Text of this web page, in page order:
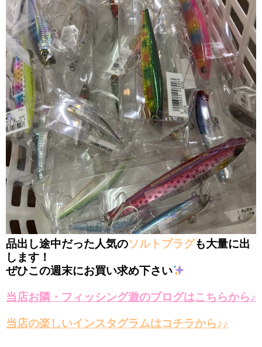
品出し途中だった人気のソルトプラグも大量に出
します！
ぜひこの週末にお買い求め下さい
当店お隣・フィッシング遊のブログはこちらから♪
当店の楽しいインスタグラムはコチラから♪♪